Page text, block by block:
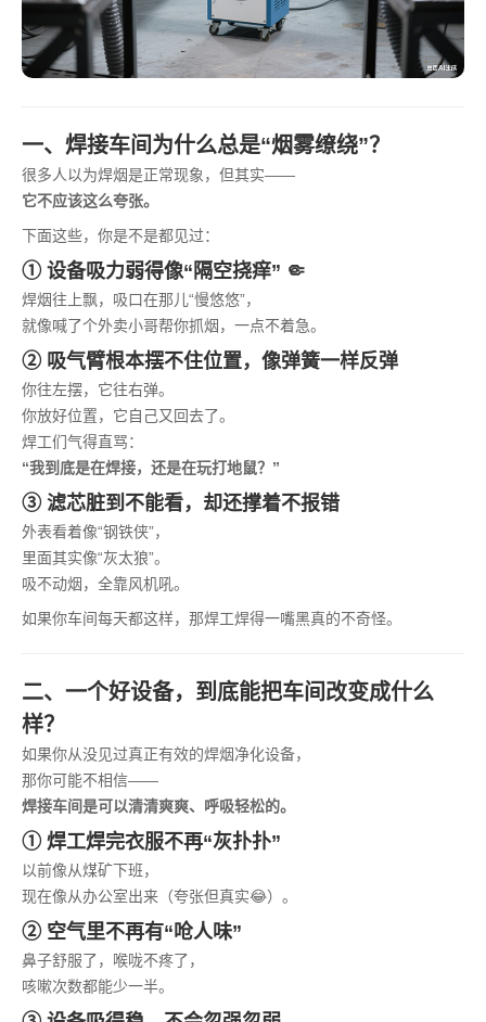
一、焊接车间为什么总是“烟雾缭绕”？
很多人以为焊烟是正常现象，但其实——
它不应该这么夸张。
下面这些，你是不是都见过：
① 设备吸力弱得像“隔空挠痒” 🤏
焊烟往上飘，吸口在那儿“慢悠悠”，
就像喊了个外卖小哥帮你抓烟，一点不着急。
② 吸气臂根本摆不住位置，像弹簧一样反弹
你往左摆，它往右弹。
你放好位置，它自己又回去了。
焊工们气得直骂：
“我到底是在焊接，还是在玩打地鼠？”
③ 滤芯脏到不能看，却还撑着不报错
外表看着像“钢铁侠”，
里面其实像“灰太狼”。
吸不动烟，全靠风机吼。
如果你车间每天都这样，那焊工焊得一嘴黑真的不奇怪。
二、一个好设备，到底能把车间改变成什么
样？
如果你从没见过真正有效的焊烟净化设备，
那你可能不相信——
焊接车间是可以清清爽爽、呼吸轻松的。
① 焊工焊完衣服不再“灰扑扑”
以前像从煤矿下班，
现在像从办公室出来（夸张但真实😂）。
② 空气里不再有“呛人味”
鼻子舒服了，喉咙不疼了，
咳嗽次数都能少一半。